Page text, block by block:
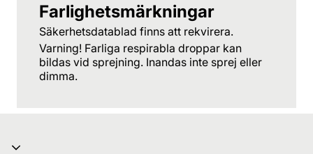
Farlighetsmärkningar
Säkerhetsdatablad finns att rekvirera.
Varning! Farliga respirabla droppar kan
bildas vid sprejning. Inandas inte sprej eller
dimma.